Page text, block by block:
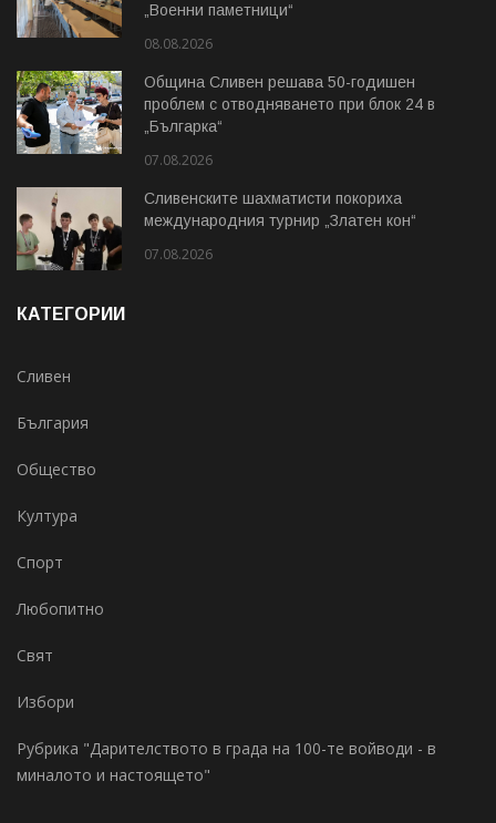
„Военни паметници“
08.08.2026
Община Сливен решава 50-годишен
проблем с отводняването при блок 24 в
„Българка“
07.08.2026
Сливенските шахматисти покориха
международния турнир „Златен кон“
07.08.2026
КАТЕГОРИИ
Сливен
България
Общество
Култура
Спорт
Любопитно
Свят
Избори
Рубрика "Дарителството в града на 100-те войводи - в
миналото и настоящето"